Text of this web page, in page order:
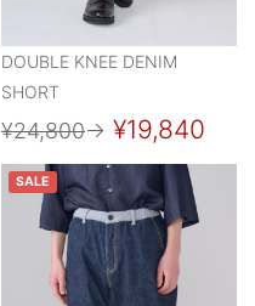
DOUBLE KNEE DENIM
SHORT
¥24,800→ ¥19,840
SALE